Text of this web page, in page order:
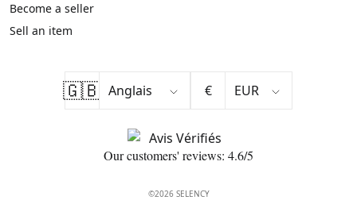
Become a seller
Sell an item
🇬🇧 €
Our customers' reviews: 4.6/5
©2026 SELENCY